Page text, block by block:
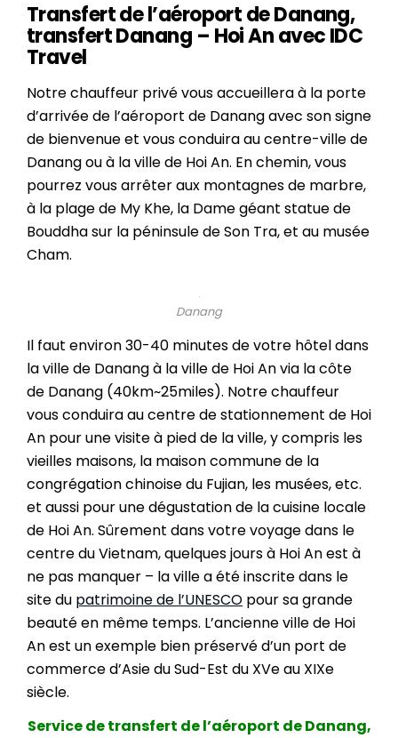
Transfert de l’aéroport de Danang,
transfert Danang – Hoi An avec IDC
Travel
Notre chauffeur privé vous accueillera à la porte
d’arrivée de l’aéroport de Danang avec son signe
de bienvenue et vous conduira au centre-ville de
Danang ou à la ville de Hoi An. En chemin, vous
pourrez vous arrêter aux montagnes de marbre,
à la plage de My Khe, la Dame géant statue de
Bouddha sur la péninsule de Son Tra, et au musée
Cham.
Danang
Il faut environ 30-40 minutes de votre hôtel dans
la ville de Danang à la ville de Hoi An via la côte
de Danang (40km~25miles). Notre chauffeur
vous conduira au centre de stationnement de Hoi
An pour une visite à pied de la ville, y compris les
vieilles maisons, la maison commune de la
congrégation chinoise du Fujian, les musées, etc.
et aussi pour une dégustation de la cuisine locale
de Hoi An. Sûrement dans votre voyage dans le
centre du Vietnam, quelques jours à Hoi An est à
ne pas manquer – la ville a été inscrite dans le
site du patrimoine de l’UNESCO pour sa grande
beauté en même temps. L’ancienne ville de Hoi
An est un exemple bien préservé d’un port de
commerce d’Asie du Sud-Est du XVe au XIXe
siècle.
Service de transfert de l’aéroport de Danang,